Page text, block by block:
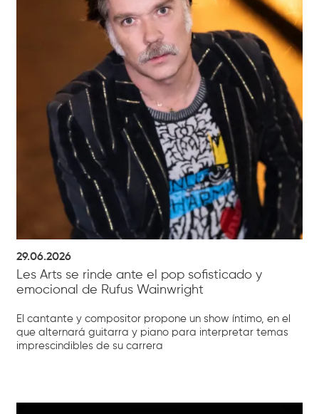
29.06.2026
Les Arts se rinde ante el pop sofisticado y
emocional de Rufus Wainwright
El cantante y compositor propone un show íntimo, en el
que alternará guitarra y piano para interpretar temas
imprescindibles de su carrera